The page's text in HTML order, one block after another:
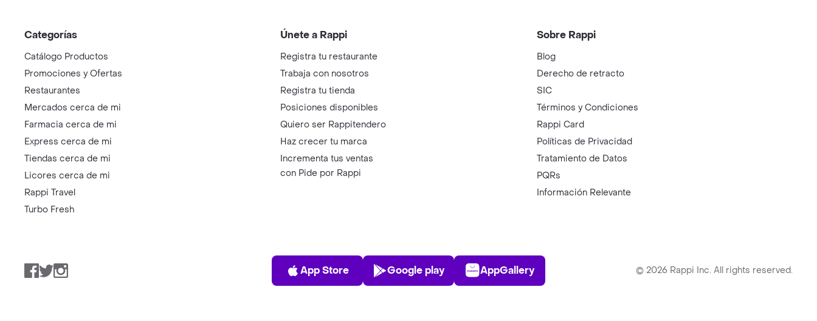
Categorías
Catálogo Productos
Promociones y Ofertas
Restaurantes
Mercados cerca de mi
Farmacia cerca de mi
Express cerca de mi
Tiendas cerca de mi
Licores cerca de mi
Rappi Travel
Turbo Fresh
Únete a Rappi
Registra tu restaurante
Trabaja con nosotros
Registra tu tienda
Posiciones disponibles
Quiero ser Rappitendero
Haz crecer tu marca
Incrementa tus ventas
con Pide por Rappi
Sobre Rappi
Blog
Derecho de retracto
SIC
Términos y Condiciones
Rappi Card
Políticas de Privacidad
Tratamiento de Datos
PQRs
Información Relevante
Facebook
TwitterInstagram
App Store
App Store
Play Store
Google play
AppGallery
AppGallery © 2026 Rappi Inc. All rights reserved.